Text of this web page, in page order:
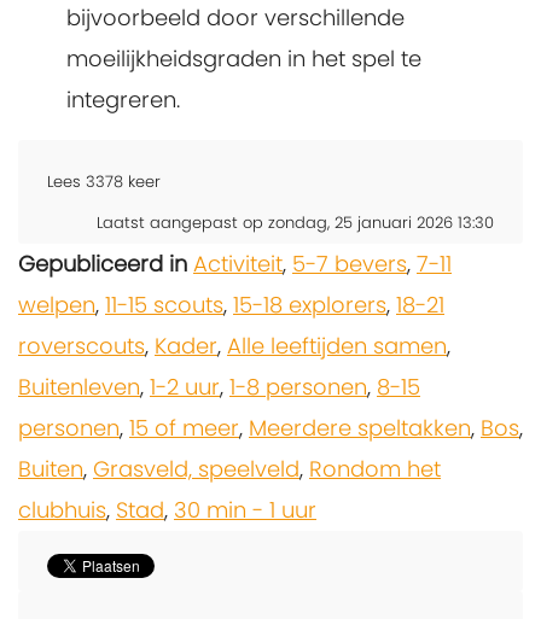
bijvoorbeeld door verschillende
moeilijkheidsgraden in het spel te
integreren.
Lees 3378 keer
Laatst aangepast op zondag, 25 januari 2026 13:30
Gepubliceerd in Activiteit, 5-7 bevers, 7-11
welpen, 11-15 scouts, 15-18 explorers, 18-21
roverscouts, Kader, Alle leeftijden samen,
Buitenleven, 1-2 uur, 1-8 personen, 8-15
personen, 15 of meer, Meerdere speltakken, Bos,
Buiten, Grasveld, speelveld, Rondom het
clubhuis, Stad, 30 min - 1 uur